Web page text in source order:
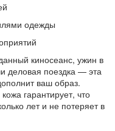
одежды
киносеанс, ужин в
деловая поездка — эта
ваш образ.
гарантирует, что
лет и не потеряет в